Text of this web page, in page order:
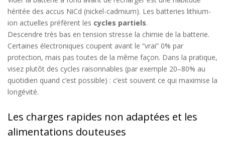
héritée des accus NiCd (nickel-cadmium). Les batteries lithium-
ion actuelles préfèrent les cycles partiels.
Descendre très bas en tension stresse la chimie de la batterie.
Certaines électroniques coupent avant le “vrai” 0% par
protection, mais pas toutes de la même façon. Dans la pratique,
visez plutôt des cycles raisonnables (par exemple 20–80% au
quotidien quand c’est possible) : c’est souvent ce qui maximise la
longévité.
Les charges rapides non adaptées et les
alimentations douteuses